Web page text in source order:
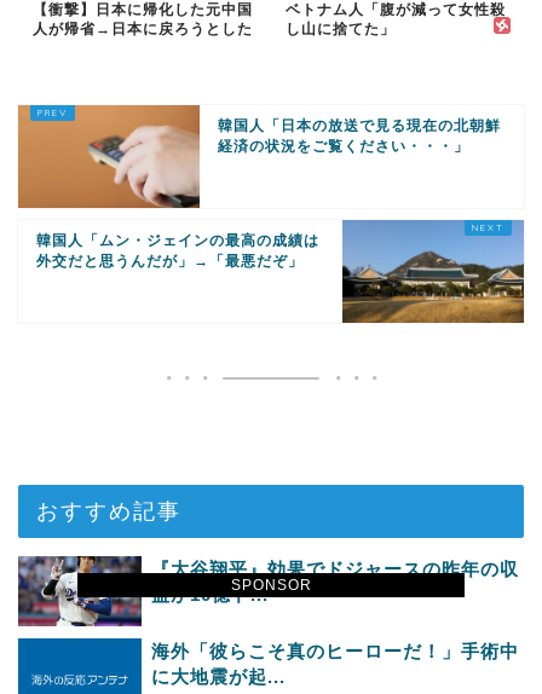
SPONSOR
【衝撃】日本に帰化した元中国
人が帰省→日本に戻ろうとした
ベトナム人「腹が減って女性殺
し山に捨てた」
韓国人「日本の放送で見る現在の北朝鮮
経済の状況をご覧ください・・・」
韓国人「ムン・ジェインの最高の成績は
外交だと思うんだが」→「最悪だぞ」
おすすめ記事
『大谷翔平』効果でドジャースの昨年の収
益が10億ド...
海外「彼らこそ真のヒーローだ！」手術中
に大地震が起...